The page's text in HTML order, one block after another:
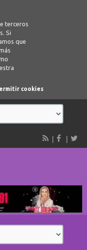
terceros
Si
que
cookies